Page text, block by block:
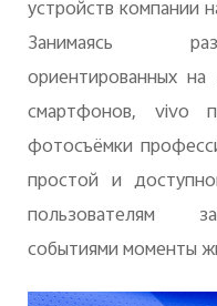
устройств компании
Занимаясь
ориентированных
смартфонов, vivo
фотосъёмки
простой и
пользователям
событиями моменты